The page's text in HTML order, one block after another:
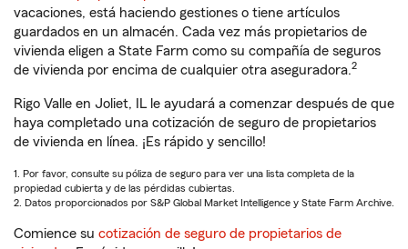
vacaciones, está haciendo gestiones o tiene artículos
guardados en un almacén. Cada vez más propietarios de
vivienda eligen a State Farm como su compañía de seguros
de vivienda por encima de cualquier otra aseguradora.2
Rigo Valle en Joliet, IL le ayudará a comenzar después de que
haya completado una cotización de seguro de propietarios
de vivienda en línea. ¡Es rápido y sencillo!
1. Por favor, consulte su póliza de seguro para ver una lista completa de la
propiedad cubierta y de las pérdidas cubiertas.
2. Datos proporcionados por S&P Global Market Intelligence y State Farm Archive.
Comience su cotización de seguro de propietarios de